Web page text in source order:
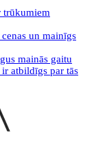
trūkumiem
un mainīgs
mainās gaitu
atbildīgs par tās